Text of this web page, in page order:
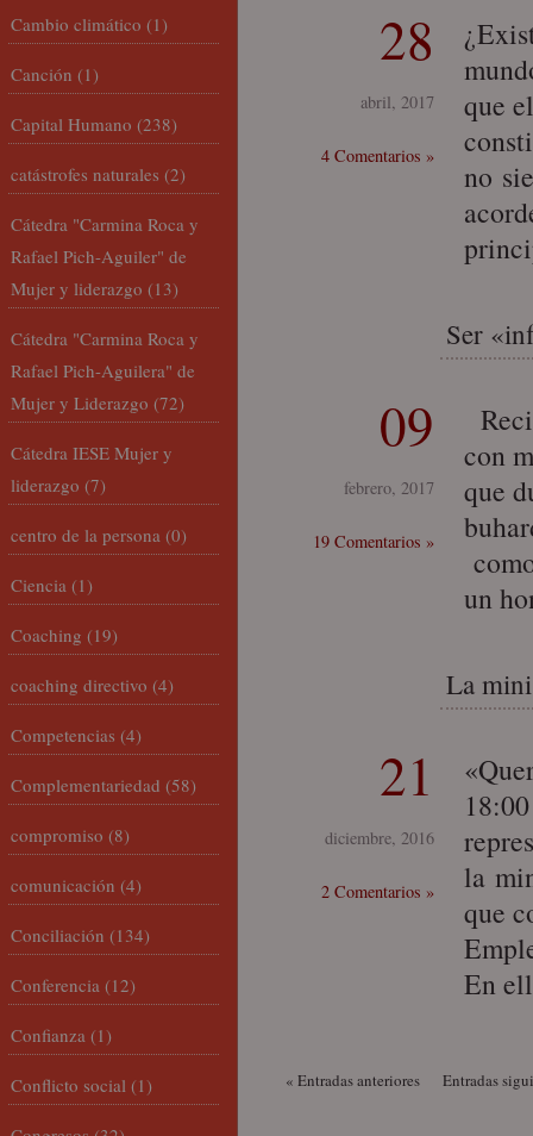
28
abril, 2017
4 Comentarios »
que
no
Ser
09
febrero, 2017
19 Comentarios »
con
que
un
La
21
diciembre, 2016
2 Comentarios »
la
que
En
« Entradas anteriores Entradas
Cambio climático (1)
Canción (1)
Capital Humano (238)
catástrofes naturales (2)
Cátedra "Carmina Roca y
Rafael Pich-Aguiler" de
Mujer y liderazgo (13)
Cátedra "Carmina Roca y
Rafael Pich-Aguilera" de
Mujer y Liderazgo (72)
Cátedra IESE Mujer y
liderazgo (7)
centro de la persona (0)
Ciencia (1)
Coaching (19)
coaching directivo (4)
Competencias (4)
Complementariedad (58)
compromiso (8)
comunicación (4)
Conciliación (134)
Conferencia (12)
Confianza (1)
Conflicto social (1)